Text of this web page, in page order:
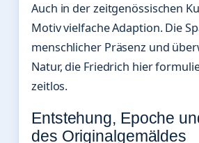
Auch in der zeitgenössischen
Motiv vielfache Adaption. Die
menschlicher Präsenz und
Natur, die Friedrich hier
zeitlos.
Entstehung, Epoche
des Originalgemäldes